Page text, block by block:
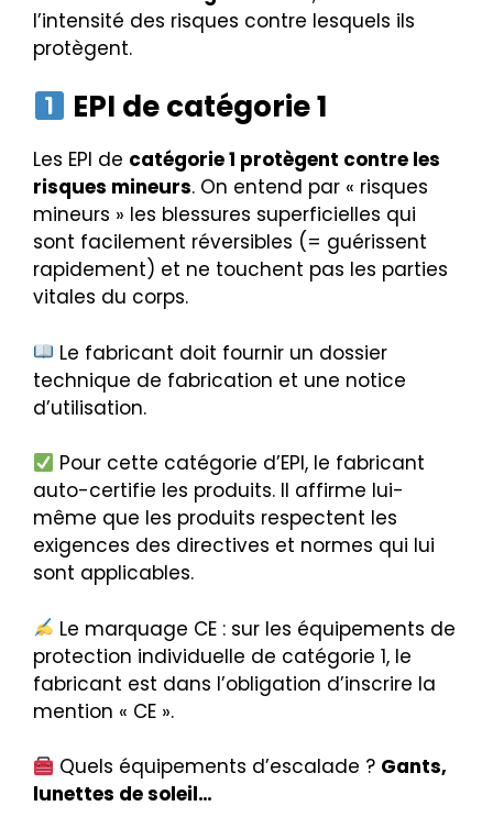
l’intensité des risques contre lesquels ils
protègent.
EPI de catégorie 1
Les EPI de catégorie 1 protègent contre les
risques mineurs. On entend par « risques
mineurs » les blessures superficielles qui
sont facilement réversibles (= guérissent
rapidement) et ne touchent pas les parties
vitales du corps.
Le fabricant doit fournir un dossier
technique de fabrication et une notice
d’utilisation.
Pour cette catégorie d’EPI, le fabricant
auto-certifie les produits. Il affirme lui-
même que les produits respectent les
exigences des directives et normes qui lui
sont applicables.
Le marquage CE : sur les équipements de
protection individuelle de catégorie 1, le
fabricant est dans l’obligation d’inscrire la
mention « CE ».
Quels équipements d’escalade ? Gants,
lunettes de soleil…